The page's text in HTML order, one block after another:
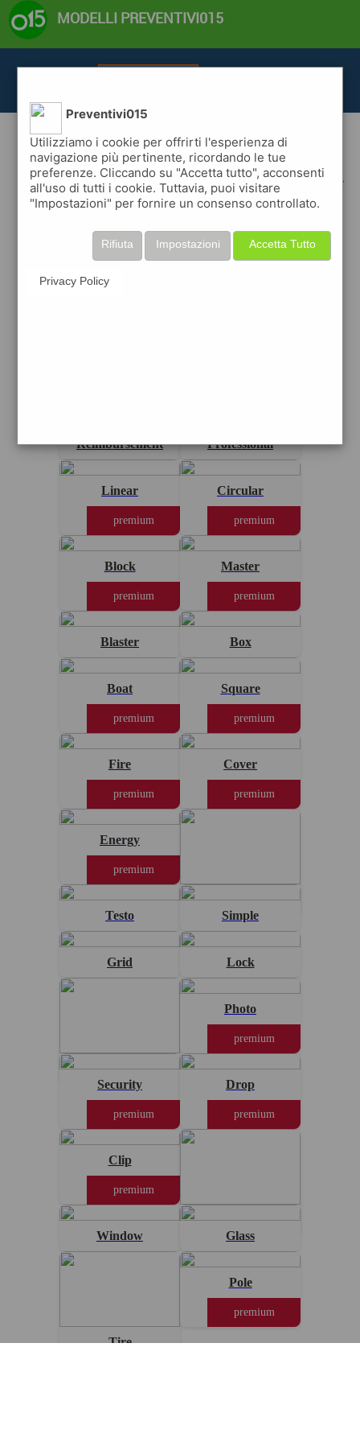
MODELLI PREVENTIVI015
modelli preventivi professionali per il settore green
scegli il modello che meglio rappresenta la tua attivita' nel settore
green
decidi se utilizzare un modello completo di copertina, testo di
dettagliato per le condizioni,
oppure usare solo un modello griglia.
Reimbursement
Professional
Linear
premium
Circular
premium
Block
premium
Master
premium
Blaster Box
Boat
premium
Square
premium
Fire
premium
Cover
premium
Energy
premium
Standard
Testo
Simple
Grid Lock
Brillo
Photo
premium
Security
premium
Drop
premium
Clip
premium
Build
Window
Glass
Tire
Pole
premium
Preventivi015
Utilizziamo i cookie per offrirti l'esperienza di
navigazione più pertinente, ricordando le tue
preferenze. Cliccando su "Accetta tutto", acconsenti
all'uso di tutti i cookie. Tuttavia, puoi visitare
"Impostazioni" per fornire un consenso controllato.
Accetta Tutto
Impostazioni
Rifiuta
Privacy Policy